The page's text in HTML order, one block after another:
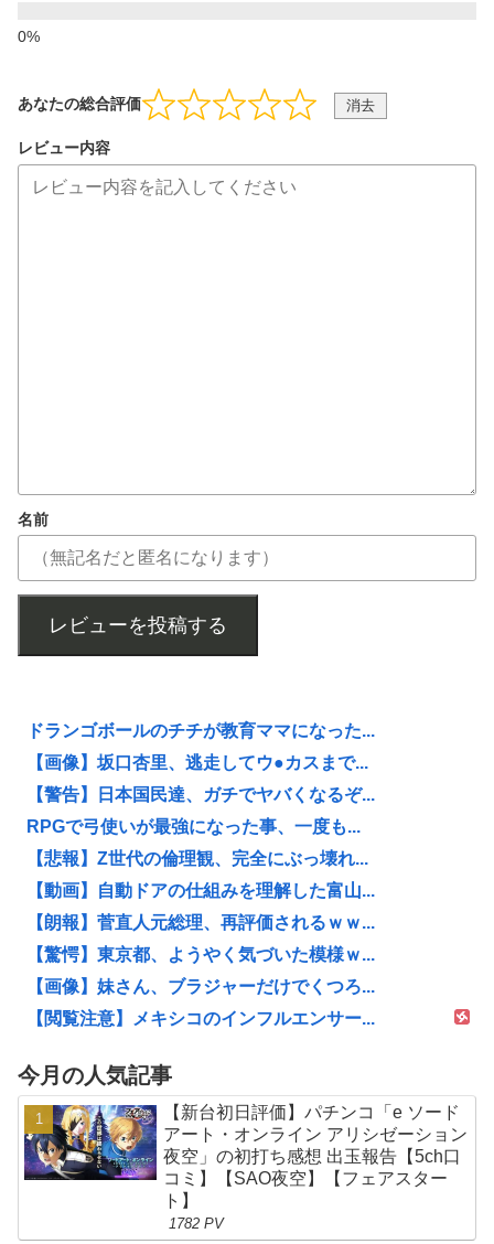
あなたの総合評価 消去
レビュー内容
名前
レビューを投稿する
ドランゴボールのチチが教育ママになった...
【画像】坂口杏里、逃走してウ●カスまで...
【警告】日本国民達、ガチでヤバくなるぞ...
RPGで弓使いが最強になった事、一度も...
【悲報】Z世代の倫理観、完全にぶっ壊れ...
【動画】自動ドアの仕組みを理解した富山...
【朗報】菅直人元総理、再評価されるｗｗ...
【驚愕】東京都、ようやく気づいた模様ｗ...
【画像】妹さん、ブラジャーだけでくつろ...
【閲覧注意】メキシコのインフルエンサー...
今月の人気記事
【新台初日評価】パチンコ「e ソード
アート・オンライン アリシゼーション
夜空」の初打ち感想 出玉報告【5ch口
コミ】【SAO夜空】【フェアスター
ト】
1782 PV